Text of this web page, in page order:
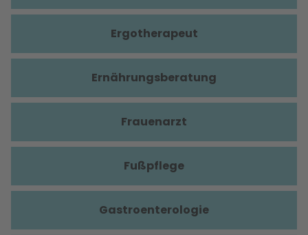
Ergotherapeut
Ernährungsberatung
Frauenarzt
Fußpflege
Gastroenterologie